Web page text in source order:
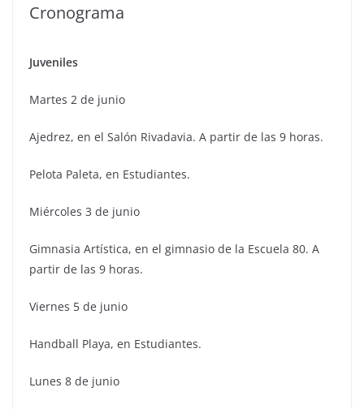
Cronograma
Juveniles
Martes 2 de junio
Ajedrez, en el Salón Rivadavia. A partir de las 9 horas.
Pelota Paleta, en Estudiantes.
Miércoles 3 de junio
Gimnasia Artística, en el gimnasio de la Escuela 80. A
partir de las 9 horas.
Viernes 5 de junio
Handball Playa, en Estudiantes.
Lunes 8 de junio